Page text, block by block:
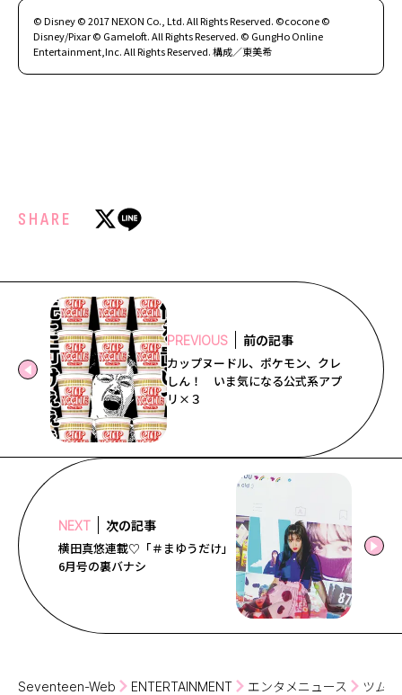
© Disney © 2017 NEXON Co., Ltd. All Rights Reserved. ©cocone ©
Disney/Pixar © Gameloft. All Rights Reserved. © GungHo Online
Entertainment,Inc. All Rights Reserved. 構成／東美希
SHARE
PREVIOUS 前の記事
カップヌードル、ポケモン、クレ
しん！ いま気になる公式系アプ
リ×３
NEXT 次の記事
横田真悠連載♡「＃まゆうだけ」
6月号の裏バナシ
Seventeen-Web ENTERTAINMENT エンタメニュース ツム